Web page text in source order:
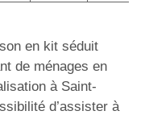
en kit séduit
de ménages en
à Saint-
d’assister à